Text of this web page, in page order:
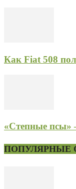
Как Fiat 508
«Степные псы»
ПОПУЛЯРНЫЕ